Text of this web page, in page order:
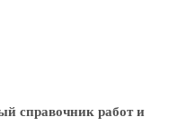
справочник работ и